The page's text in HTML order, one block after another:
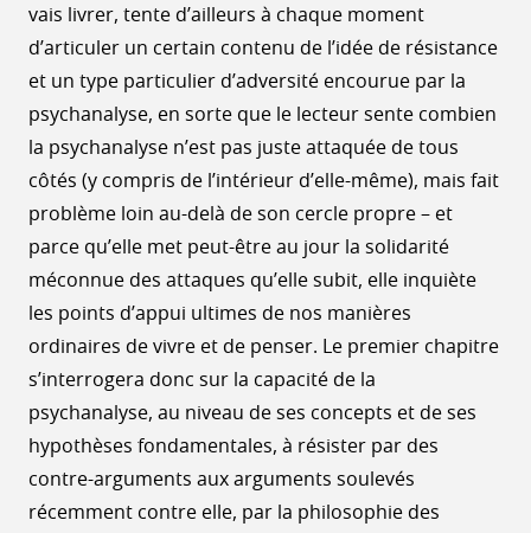
vais livrer, tente d’ailleurs à chaque moment
d’articuler un certain contenu de l’idée de résistance
et un type particulier d’adversité encourue par la
psychanalyse, en sorte que le lecteur sente combien
la psychanalyse n’est pas juste attaquée de tous
côtés (y compris de l’intérieur d’elle-même), mais fait
problème loin au-delà de son cercle propre – et
parce qu’elle met peut-être au jour la solidarité
méconnue des attaques qu’elle subit, elle inquiète
les points d’appui ultimes de nos manières
ordinaires de vivre et de penser. Le premier chapitre
s’interrogera donc sur la capacité de la
psychanalyse, au niveau de ses concepts et de ses
hypothèses fondamentales, à résister par des
contre-arguments aux arguments soulevés
récemment contre elle, par la philosophie des